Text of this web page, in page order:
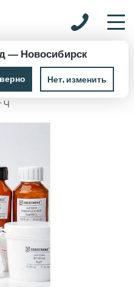
— Новосибирск
Нет, изменить
реактивы
Ч